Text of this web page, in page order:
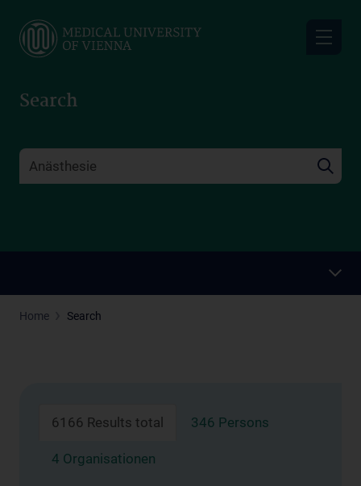
main
Search
Home Search
6166 Results total 346 Persons
4 Organisationen